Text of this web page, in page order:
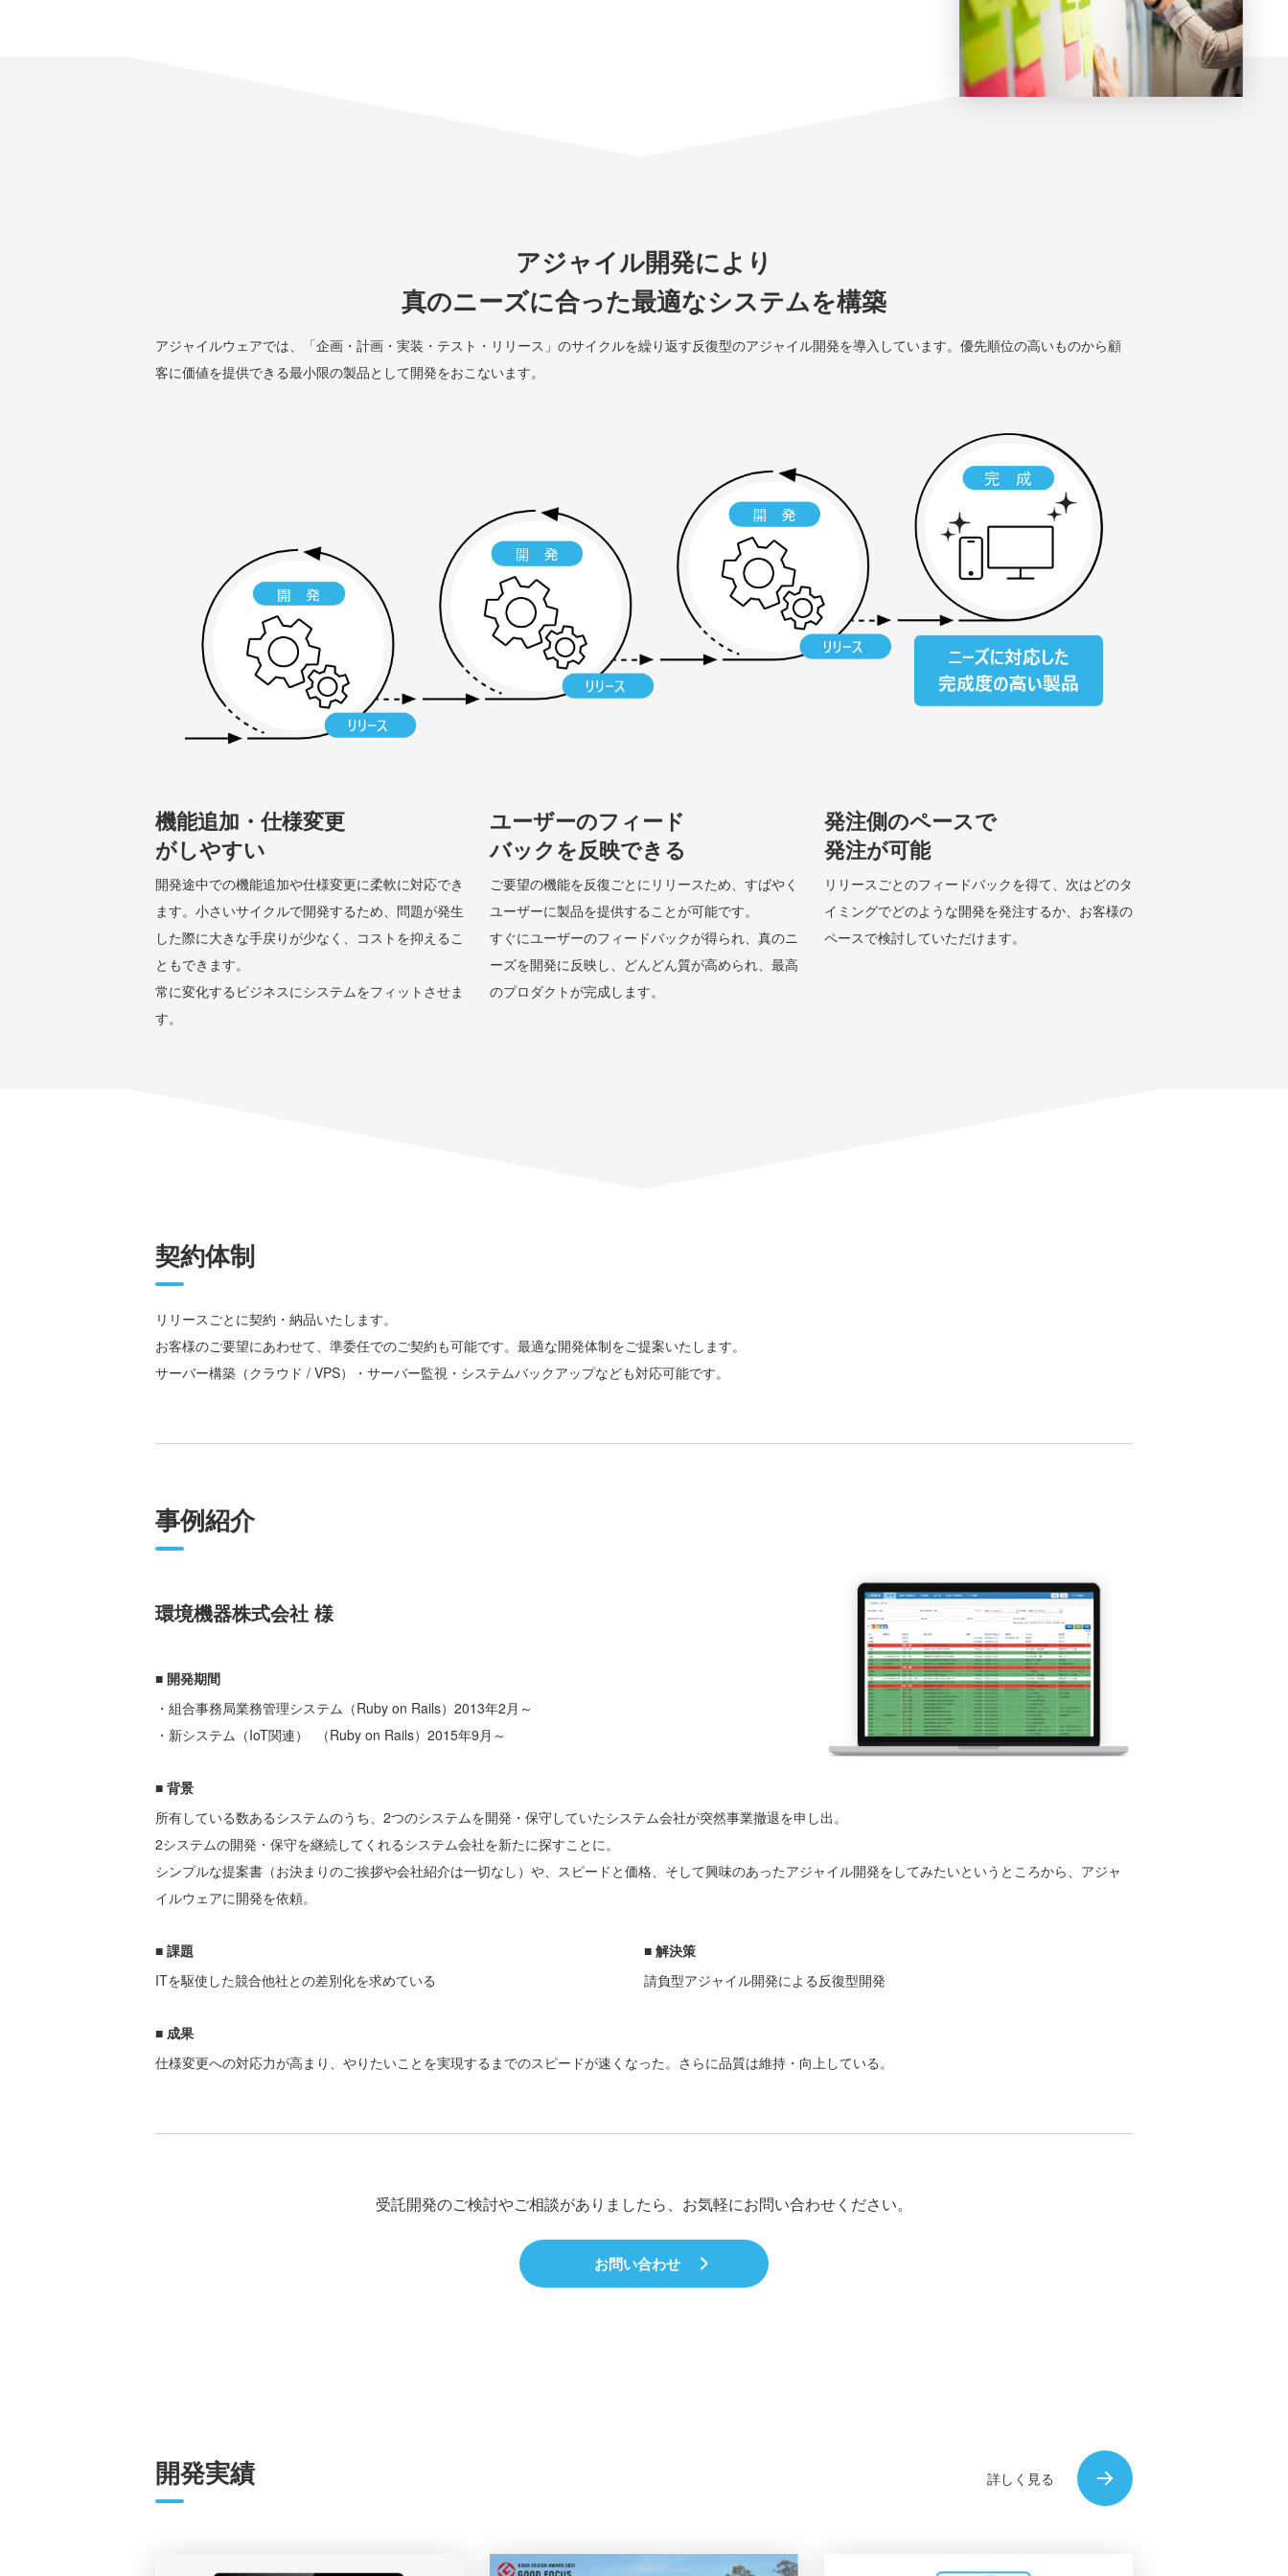
アジャイル開発により
真のニーズに合った最適なシステムを構築
アジャイルウェアでは、「企画・計画・実装・テスト・リリース」のサイクルを繰り返す反復型のアジャイル開発を導入しています。優先順位の高いものから顧
客に価値を提供できる最小限の製品として開発をおこないます。
機能追加・仕様変更
がしやすい
開発途中での機能追加や仕様変更に柔軟に対応でき
ます。小さいサイクルで開発するため、問題が発生
した際に大きな手戻りが少なく、コストを抑えるこ
ともできます。
常に変化するビジネスにシステムをフィットさせま
す。
ユーザーのフィード
バックを反映できる
ご要望の機能を反復ごとにリリースため、すばやく
ユーザーに製品を提供することが可能です。
すぐにユーザーのフィードバックが得られ、真のニ
ーズを開発に反映し、どんどん質が高められ、最高
のプロダクトが完成します。
発注側のペースで
発注が可能
リリースごとのフィードバックを得て、次はどのタ
イミングでどのような開発を発注するか、お客様の
ペースで検討していただけます。
契約体制
リリースごとに契約・納品いたします。
お客様のご要望にあわせて、準委任でのご契約も可能です。最適な開発体制をご提案いたします。
サーバー構築（クラウド / VPS）・サーバー監視・システムバックアップなども対応可能です。
事例紹介
環境機器株式会社 様
■ 開発期間
・組合事務局業務管理システム（Ruby on Rails）2013年2月～
・新システム（IoT関連） （Ruby on Rails）2015年9月～
■ 背景
所有している数あるシステムのうち、2つのシステムを開発・保守していたシステム会社が突然事業撤退を申し出。
2システムの開発・保守を継続してくれるシステム会社を新たに探すことに。
シンプルな提案書（お決まりのご挨拶や会社紹介は一切なし）や、スピードと価格、そして興味のあったアジャイル開発をしてみたいというところから、アジャ
イルウェアに開発を依頼。
■ 課題
ITを駆使した競合他社との差別化を求めている
■ 解決策
請負型アジャイル開発による反復型開発
■ 成果
仕様変更への対応力が高まり、やりたいことを実現するまでのスピードが速くなった。さらに品質は維持・向上している。
受託開発のご検討やご相談がありましたら、お気軽にお問い合わせください。
お問い合わせ
開発実績 詳しく見る